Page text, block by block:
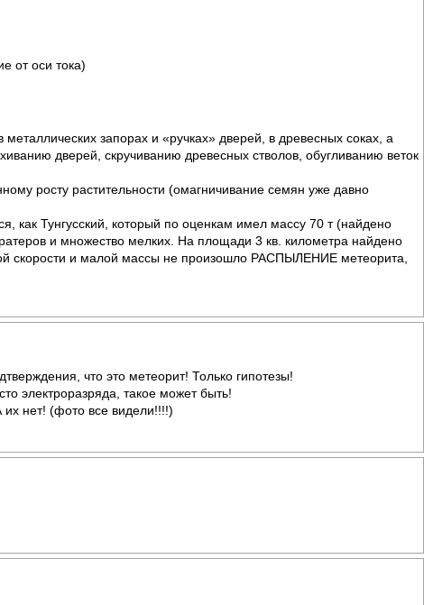
от оси тока)
запорах и «ручках» дверей, в древесных соках, а
дверей, скручиванию древесных стволов, обугливанию веток
росту растительности (омагничивание семян уже давно
как Тунгусский, который по оценкам имел массу 70 т (найдено
и множество мелких. На площади 3 кв. километра найдено
скорости и малой массы не произошло РАСПЫЛЕНИЕ метеорита,
что это метеорит! Только гипотезы!
электроразряда, такое может быть!
нет! (фото все видели!!!!)